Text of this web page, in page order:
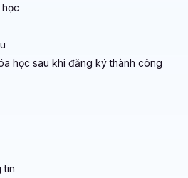
học sau khi đăng ký thành công
tin